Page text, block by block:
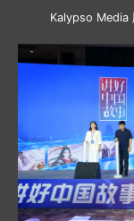
Kalypso